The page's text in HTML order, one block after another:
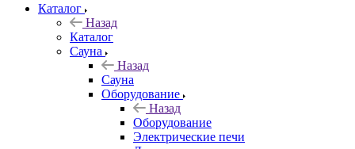
Каталог
Назад
Каталог
Сауна
Назад
Сауна
Оборудование
Назад
Оборудование
Электрические печи